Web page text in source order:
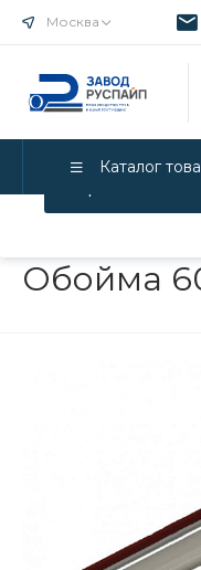
Мы используем
Москва
Каталог
Обойма